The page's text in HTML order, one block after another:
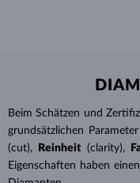
Beim Schätzen und
grundsätzlichen
(cut),
Reinheit (clarity),
Eigenschaften haben